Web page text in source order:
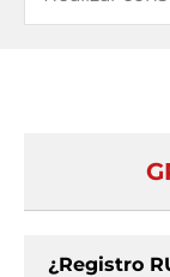
¿Registro